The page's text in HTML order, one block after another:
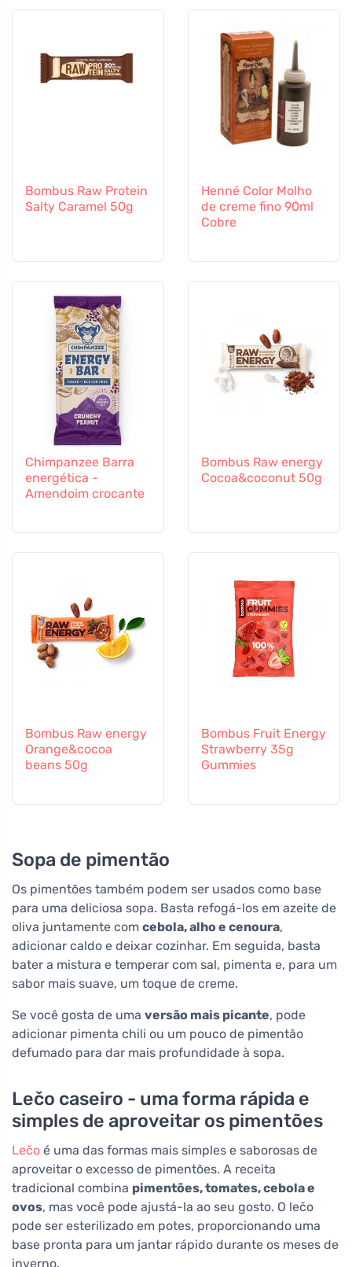
Bombus Raw Protein
Salty Caramel 50g
Henné Color Molho
de creme fino 90ml
Cobre
Chimpanzee Barra
energética -
Amendoim crocante
Bombus Raw energy
Cocoa&coconut 50g
Bombus Raw energy
Orange&cocoa
beans 50g
Bombus Fruit Energy
Strawberry 35g
Gummies
Sopa de pimentão
Os pimentões também podem ser usados como base
para uma deliciosa sopa. Basta refogá-los em azeite de
oliva juntamente com cebola, alho e cenoura,
adicionar caldo e deixar cozinhar. Em seguida, basta
bater a mistura e temperar com sal, pimenta e, para um
sabor mais suave, um toque de creme.
Se você gosta de uma versão mais picante, pode
adicionar pimenta chili ou um pouco de pimentão
defumado para dar mais profundidade à sopa.
Lečo caseiro - uma forma rápida e
simples de aproveitar os pimentões
Lečo é uma das formas mais simples e saborosas de
aproveitar o excesso de pimentões. A receita
tradicional combina pimentões, tomates, cebola e
ovos, mas você pode ajustá-la ao seu gosto. O lečo
pode ser esterilizado em potes, proporcionando uma
base pronta para um jantar rápido durante os meses de
inverno.